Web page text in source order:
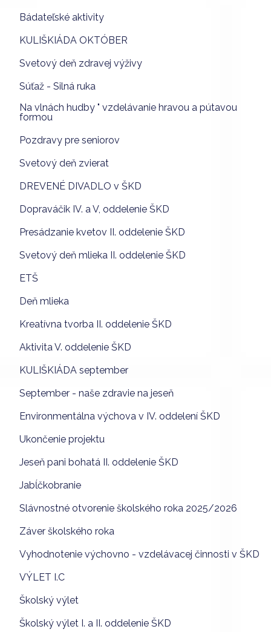
Bádateľské aktivity
KULIŠKIÁDA OKTÓBER
Svetový deň zdravej výživy
Súťaž - Silná ruka
Na vlnách hudby " vzdelávanie hravou a pútavou
formou
Pozdravy pre seniorov
Svetový deň zvierat
DREVENÉ DIVADLO v ŠKD
Dopraváčik IV. a V, oddelenie ŠKD
Presádzanie kvetov II. oddelenie ŠKD
Svetový deň mlieka II. oddelenie ŠKD
ETŠ
Deň mlieka
Kreatívna tvorba II. oddelenie ŠKD
Aktivita V. oddelenie ŠKD
KULIŠKIÁDA september
September - naše zdravie na jeseň
Environmentálna výchova v IV. oddelení ŠKD
Ukončenie projektu
Jeseň pani bohatá II. oddelenie ŠKD
Jabĺčkobranie
Slávnostné otvorenie školského roka 2025/2026
Záver školského roka
Vyhodnotenie výchovno - vzdelávacej činnosti v ŠKD
VÝLET I.C
Školský výlet
Školský výlet I. a II. oddelenie ŠKD